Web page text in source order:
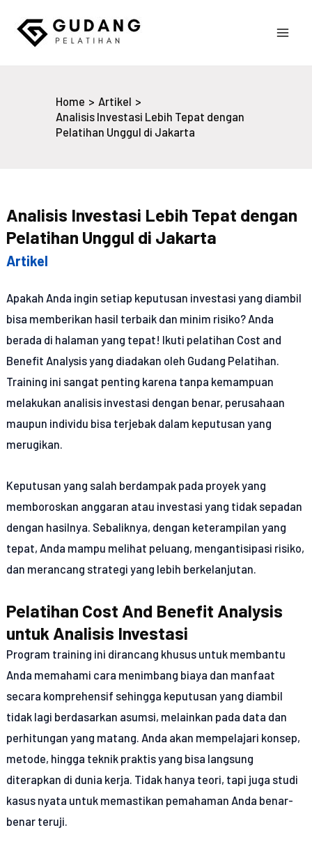
content
Home
Artikel
Analisis Investasi Lebih Tepat dengan
Pelatihan Unggul di Jakarta
Analisis Investasi Lebih Tepat dengan
Pelatihan Unggul di Jakarta
Artikel
Apakah Anda ingin setiap keputusan investasi yang diambil
bisa memberikan hasil terbaik dan minim risiko? Anda
berada di halaman yang tepat! Ikuti pelatihan Cost and
Benefit Analysis yang diadakan oleh Gudang Pelatihan.
Training ini sangat penting karena tanpa kemampuan
melakukan analisis investasi dengan benar, perusahaan
maupun individu bisa terjebak dalam keputusan yang
merugikan.
Keputusan yang salah berdampak pada proyek yang
memboroskan anggaran atau investasi yang tidak sepadan
dengan hasilnya. Sebaliknya, dengan keterampilan yang
tepat, Anda mampu melihat peluang, mengantisipasi risiko,
dan merancang strategi yang lebih berkelanjutan.
Pelatihan Cost And Benefit Analysis
untuk Analisis Investasi
Program training ini dirancang khusus untuk membantu
Anda memahami cara menimbang biaya dan manfaat
secara komprehensif sehingga keputusan yang diambil
tidak lagi berdasarkan asumsi, melainkan pada data dan
perhitungan yang matang. Anda akan mempelajari konsep,
metode, hingga teknik praktis yang bisa langsung
diterapkan di dunia kerja. Tidak hanya teori, tapi juga studi
kasus nyata untuk memastikan pemahaman Anda benar-
benar teruji.